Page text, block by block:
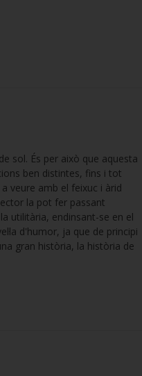
sol. És per això que aquesta
ben distintes, fins i tot
veure amb el feixuc i àrid
la pot fer passant
utilitària, endinsant-se en el
d'humor, ja que de principi
gran història, la història de